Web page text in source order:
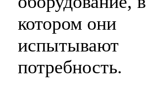
котором они
испытывают
потребность.